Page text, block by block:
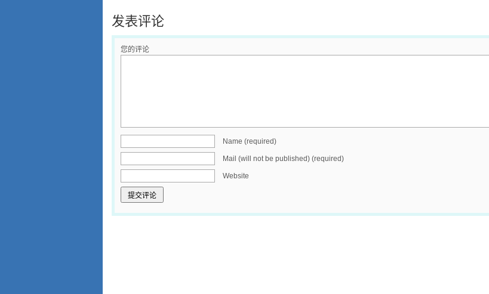
发表评论
您的评论
Name (required)
Mail (will not be published) (required)
Website